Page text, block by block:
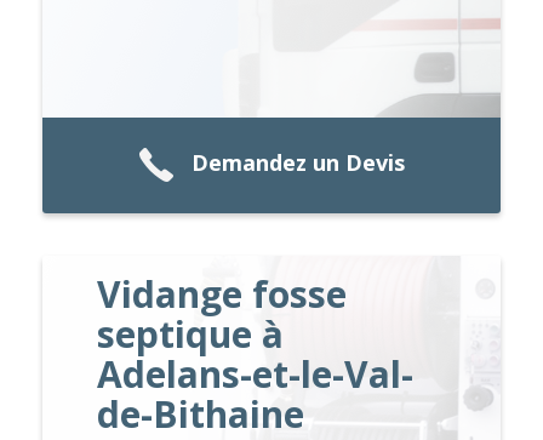
Demandez un Devis
Vidange fosse
septique à
Adelans-et-le-Val-
de-Bithaine